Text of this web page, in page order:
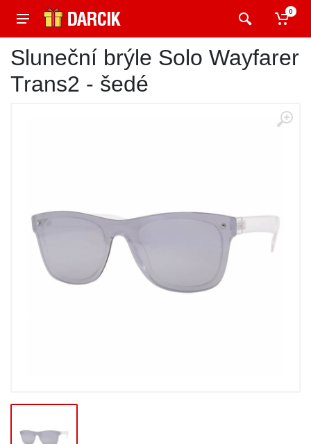
0
Sluneční brýle Solo Wayfarer
Trans2 - šedé